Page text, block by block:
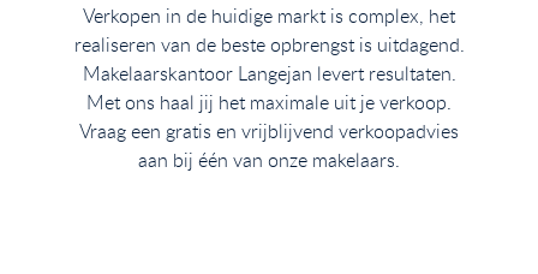
Verkopen in de huidige markt is complex, het
realiseren van de beste opbrengst is uitdagend.
Makelaarskantoor Langejan levert resultaten.
Met ons haal jij het maximale uit je verkoop.
Vraag een gratis en vrijblijvend verkoopadvies
aan bij één van onze makelaars.